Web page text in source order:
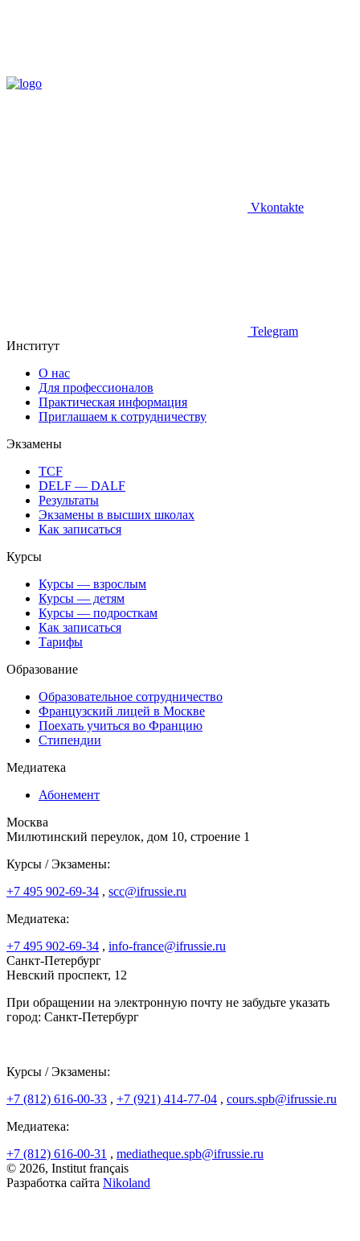
Vkontakte
Telegram
Институт
О нас
Для профессионалов
Практическая информация
Приглашаем к сотрудничеству
Экзамены
TCF
DELF — DALF
Результаты
Экзамены в высших школах
Как записаться
Курсы
Курсы — взрослым
Курсы — детям
Курсы — подросткам
Как записаться
Тарифы
Образование
Образовательное сотрудничество
Французский лицей в Москве
Поехать учиться во Францию
Стипендии
Медиатека
Абонемент
Москва
Милютинский переулок, дом 10, строение 1
Курсы / Экзамены:
+7 495 902-69-34 , scc@ifrussie.ru
Медиатека:
+7 495 902-69-34 , info-france@ifrussie.ru
Санкт-Петербург
Невский проспект, 12
При обращении на электронную почту не забудьте указать
город: Санкт-Петербург
Курсы / Экзамены:
+7 (812) 616-00-33 , +7 (921) 414-77-04 , cours.spb@ifrussie.ru
Медиатека:
+7 (812) 616-00-31 , mediatheque.spb@ifrussie.ru
© 2026, Institut français
Разработка сайта Nikoland